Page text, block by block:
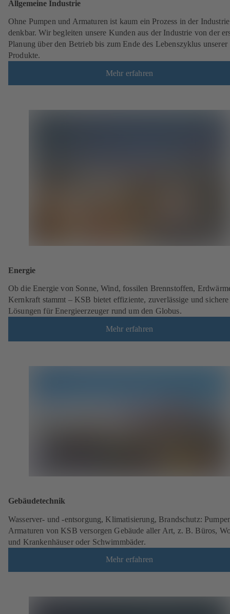
Allgemeine Industrie
Ohne Pumpen und Armaturen ist kaum ein Prozess in der Industrie
denkbar. Wir begleiten unsere Kunden aus der Industrie von der
Planung über den Betrieb bis zum Ende des Lebenszyklus unserer
Produkte.
Mehr erfahren
Energie
Ob die Energie von Sonne, Wind, fossilen Brennstoffen,
Kernkraft stammt – KSB bietet effiziente, zuverlässige und sichere
Lösungen für Energieerzeuger rund um den Globus.
Mehr erfahren
Gebäudetechnik
Wasserver- und -entsorgung, Klimatisierung, Brandschutz:
Armaturen von KSB versorgen Gebäude aller Art, z. B. Büros,
und Krankenhäuser oder Schwimmbäder.
Mehr erfahren